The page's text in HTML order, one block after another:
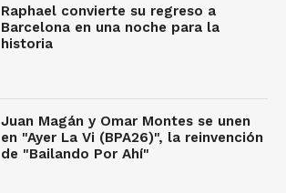
Raphael convierte su regreso a
Barcelona en una noche para la
historia
Juan Magán y Omar Montes se unen
en "Ayer La Vi (BPA26)", la reinvención
de "Bailando Por Ahí"